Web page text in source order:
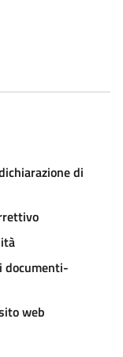
di
documenti-
web